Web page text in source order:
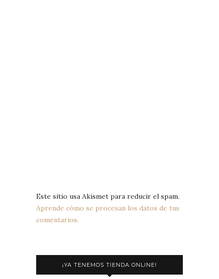
Este sitio usa Akismet para reducir el spam.
Aprende cómo se procesan los datos de tus
comentarios.
¡YA TENEMOS TIENDA ONLINE!